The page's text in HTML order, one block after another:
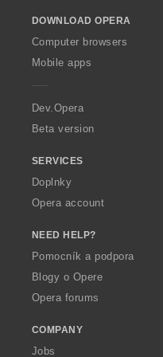
w
O
p
a
DOWNLOAD OPERA
Computer browsers
Mobile apps
Dev.Opera
Beta version
SERVICES
Doplnky
Opera account
NEED HELP?
Pomocník a podpora
Blogy o Opere
Opera forums
COMPANY
Jobs